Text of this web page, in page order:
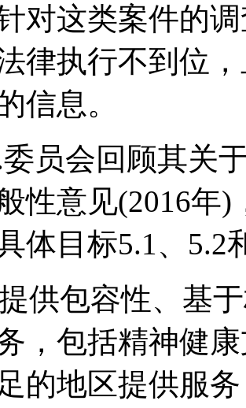
对这类案件的
律执行不到位
信息。
委员会回顾其关
性意见(2016年
体目标5.1、5.2
供包容性、基
，包括精神健
的地区提供服